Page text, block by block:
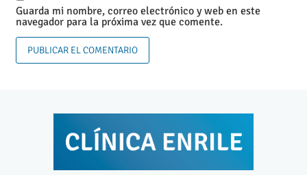
Guarda mi nombre, correo electrónico y web en este
navegador para la próxima vez que comente.